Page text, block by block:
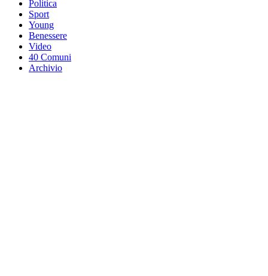
Politica
Sport
Young
Benessere
Video
40 Comuni
Archivio